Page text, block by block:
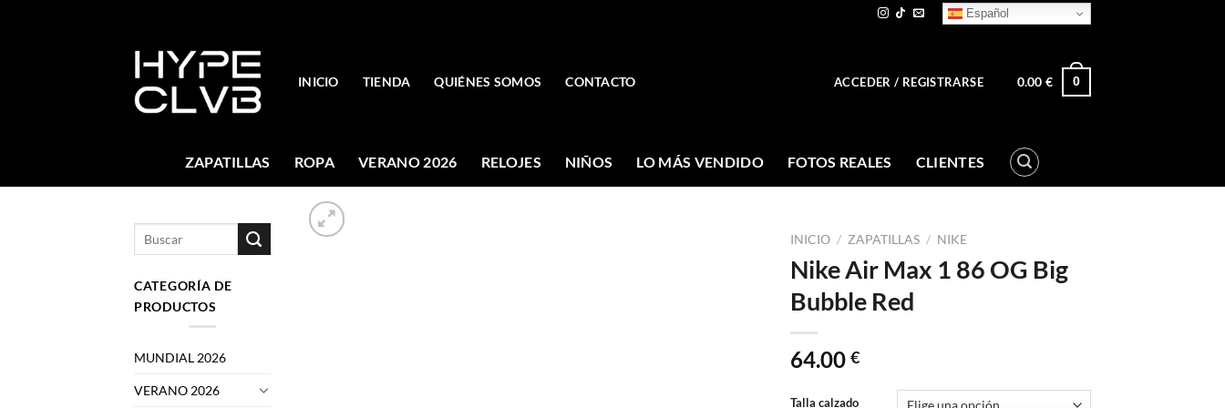
Español
INICIO TIENDA QUIÉNES SOMOS CONTACTO ACCEDER / REGISTRARSE 0.00€ 0
ZAPATILLAS ROPA VERANO 2026 RELOJES NIÑOS LO MÁS VENDIDO FOTOS REALES CLIENTES
CATEGORÍA DE
PRODUCTOS
MUNDIAL 2026
VERANO 2026
INICIO / ZAPATILLAS / NIKE
Nike Air Max 1 86 OG Big
Bubble Red
64.00 €
Talla calzado